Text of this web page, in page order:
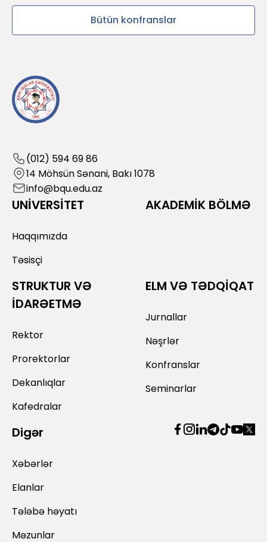
Bütün konfranslar
(012) 594 69 86
14 Möhsün Sənani, Bakı 1078
info@bqu.edu.az
UNİVERSİTET
Haqqımızda
Təsisçi
AKADEMİK BÖLMƏ
STRUKTUR VƏ
İDARƏETMƏ
Rektor
Prorektorlar
Dekanlıqlar
Kafedralar
ELM VƏ TƏDQİQAT
Jurnallar
Nəşrlər
Konfranslar
Seminarlar
Digər
Xəbərlər
Elanlar
Tələbə həyatı
Məzunlar